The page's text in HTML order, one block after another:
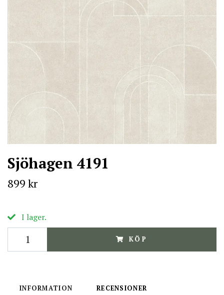
Sjöhagen 4191
899 kr
I lager.
KÖP
INFORMATION RECENSIONER